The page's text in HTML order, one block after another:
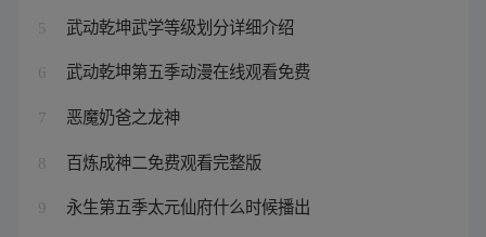
5 武动乾坤武学等级划分详细介绍
6 武动乾坤第五季动漫在线观看免费
7 恶魔奶爸之龙神
8 百炼成神二免费观看完整版
9 永生第五季太元仙府什么时候播出